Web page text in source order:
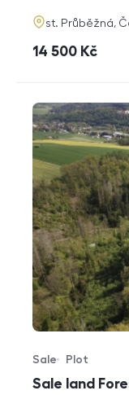
adresa
st. Průběžná,
cena
14 500 Kč
Sale land
Offer type
Sale
Property type
Plot